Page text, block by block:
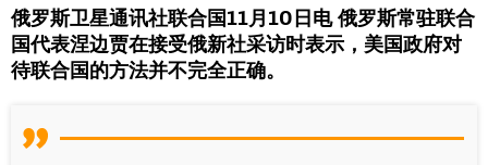
俄罗斯卫星通讯社联合国11月10日电 俄罗斯常驻联合
国代表涅边贾在接受俄新社采访时表示，美国政府对
待联合国的方法并不完全正确。